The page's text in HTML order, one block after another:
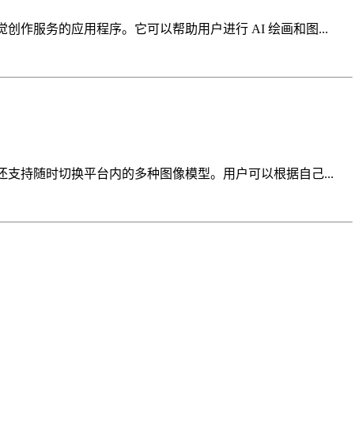
创作服务的应用程序。它可以帮助用户进行 AI 绘画和图...
持随时切换平台内的多种图像模型。用户可以根据自己...